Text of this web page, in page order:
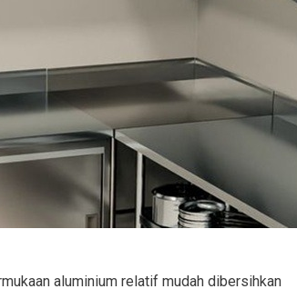
aluminium relatif mudah dibersihkan